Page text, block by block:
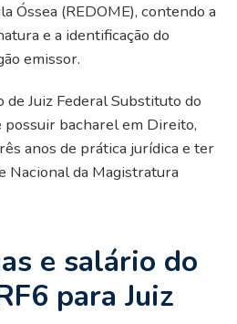
Óssea (REDOME), contendo a
e a identificação do
emissor.
de Juiz Federal Substituto do
possuir bacharel em Direito,
anos de prática jurídica e ter
Nacional da Magistratura
e salário do
para Juiz